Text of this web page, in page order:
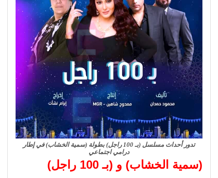
تدور أحداث مسلسل (بـ 100 راجل) بطولة (سمية الخشاب) في إطار
درامي اجتماعي
(سمية الخشاب) و (بـ 100 راجل)